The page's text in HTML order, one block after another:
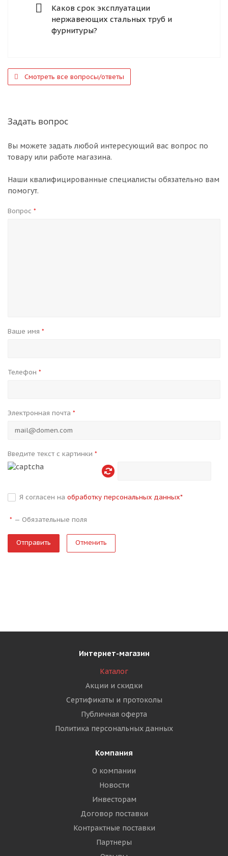
Каков срок эксплуатации
нержавеющих стальных труб и
фурнитуры?
Смотреть все вопросы/ответы
Задать вопрос
Вы можете задать любой интересующий вас вопрос по
товару или работе магазина.
Наши квалифицированные специалисты обязательно вам
помогут.
Вопрос *
Ваше имя *
Телефон *
Электронная почта *
Введите текст с картинки *
Я согласен на обработку персональных данных*
* — Обязательные поля
Отменить
Интернет-магазин
Каталог
Акции и скидки
Сертификаты и протоколы
Публичная оферта
Политика персональных данных
Компания
О компании
Новости
Инвесторам
Договор поставки
Контрактные поставки
Партнеры